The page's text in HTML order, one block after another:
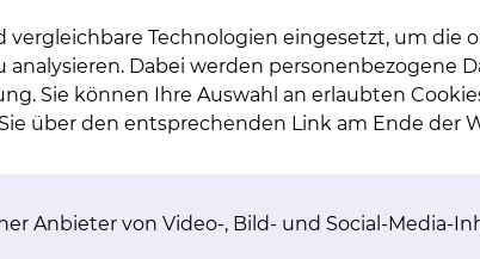
Onkologie
vergleichbare Technologien eingesetzt, um
Dabei werden personenbezogene
Sie können Ihre Auswahl an erlaubten
über den entsprechenden Link am Ende der
Anbieter von Video-, Bild- und Social-Media-